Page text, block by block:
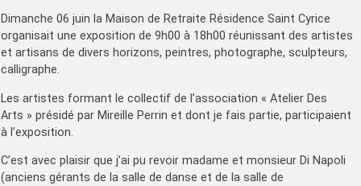
Dimanche 06 juin la Maison de Retraite Résidence Saint Cyrice
organisait une exposition de 9h00 à 18h00 réunissant des artistes
et artisans de divers horizons, peintres, photographe, sculpteurs,
calligraphe.
Les artistes formant le collectif de l’association « Atelier Des
Arts » présidé par Mireille Perrin et dont je fais partie, participaient
à l’exposition.
C’est avec plaisir que j’ai pu revoir madame et monsieur Di Napoli
(anciens gérants de la salle de danse et de la salle de